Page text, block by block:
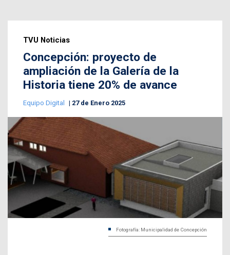
TVU Noticias
Concepción: proyecto de
ampliación de la Galería de la
Historia tiene 20% de avance
Equipo Digital 27 de Enero 2025
Fotografía: Municipalidad de Concepción